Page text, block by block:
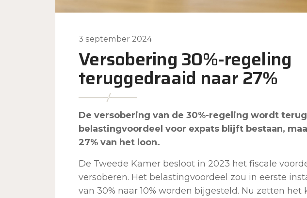
3 september 2024
Versobering 30%-regeling
teruggedraaid naar 27%
De versobering van de 30%-regeling wordt
belastingvoordeel voor expats blijft bestaan,
27% van het loon.
De Tweede Kamer besloot in 2023 het fiscale
versoberen. Het belastingvoordeel zou in eerste
van 30% naar 10% worden bijgesteld. Nu zetten het